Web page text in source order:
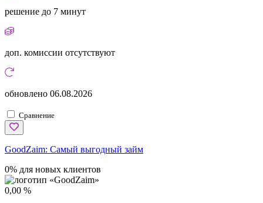
решение до 7 минут
доп. комиссии отсутствуют
обновлено 06.08.2026
Сравнение
GoodZaim: Самый выгодный займ
0% для новых клиентов
0,00 %